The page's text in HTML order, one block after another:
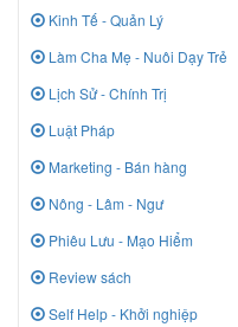
Kinh Tế - Quản Lý
Làm Cha Mẹ - Nuôi Dạy Trẻ
Lịch Sử - Chính Trị
Luật Pháp
Marketing - Bán hàng
Nông - Lâm - Ngư
Phiêu Lưu - Mạo Hiểm
Review sách
Self Help - Khởi nghiệp